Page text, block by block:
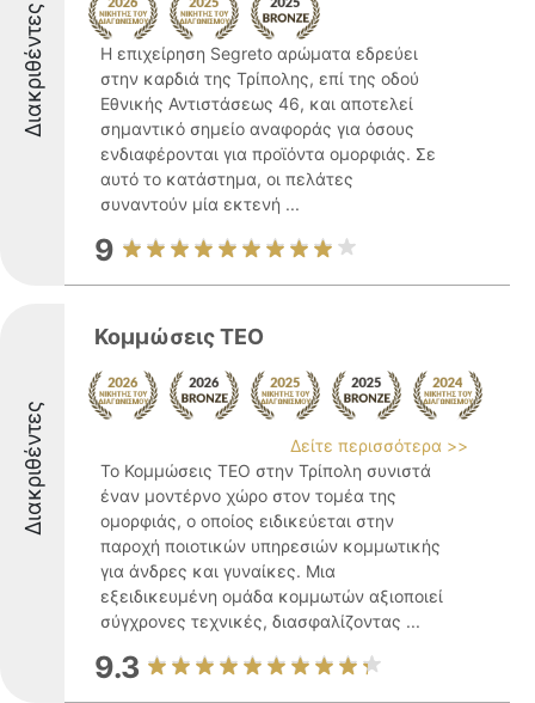
Διακριθέντες
Η επιχείρηση Segreto αρώματα εδρεύει
στην καρδιά της Τρίπολης, επί της οδού
Εθνικής Αντιστάσεως 46, και αποτελεί
σημαντικό σημείο αναφοράς για όσους
ενδιαφέρονται για προϊόντα ομορφιάς. Σε
αυτό το κατάστημα, οι πελάτες
συναντούν μία εκτενή ...
9
Διακριθέντες
Κομμώσεις TEO
Δείτε περισσότερα >>
Το Κομμώσεις TEO στην Τρίπολη συνιστά
έναν μοντέρνο χώρο στον τομέα της
ομορφιάς, ο οποίος ειδικεύεται στην
παροχή ποιοτικών υπηρεσιών κομμωτικής
για άνδρες και γυναίκες. Μια
εξειδικευμένη ομάδα κομμωτών αξιοποιεί
σύγχρονες τεχνικές, διασφαλίζοντας ...
9.3